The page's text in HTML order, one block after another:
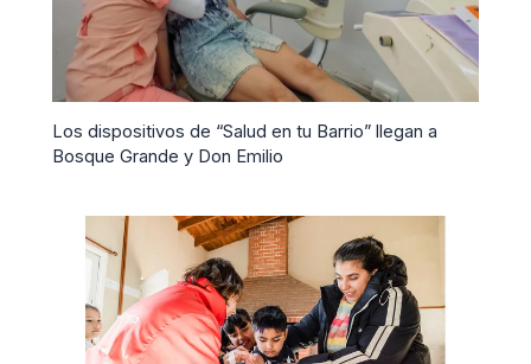
Los dispositivos de “Salud en tu Barrio” llegan a
Bosque Grande y Don Emilio